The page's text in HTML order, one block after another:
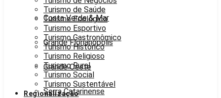
Costa Verde & Mar
Grande Florianópolis
Grande Oeste
Serra Catarinense
Turismo de Saúde
Turismo Ecológico
Turismo Esportivo
Turismo Gastronômico
Turismo Histórico
Turismo Religioso
Turismo Rural
Turismo Social
Turismo Sustentável
Regionalização